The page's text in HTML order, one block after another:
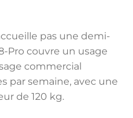
pas une demi-
Pro couvre un usage
commercial
par semaine, avec une
de 120 kg.